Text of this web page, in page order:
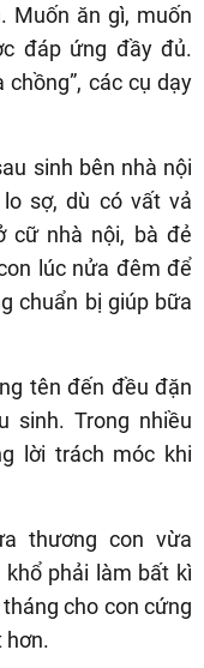
Muốn ăn gì, muốn
đáp ứng đầy đủ.
chồng”, các cụ dạy
sinh bên nhà nội
sợ, dù có vất vả
cữ nhà nội, bà đẻ
lúc nửa đêm để
chuẩn bị giúp bữa
tên đến đều đặn
sinh. Trong nhiều
lời trách móc khi
thương con vừa
phải làm bất kì
cho con cứng
hơn.